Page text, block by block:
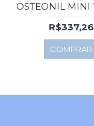
R$337,26
COMPRAR